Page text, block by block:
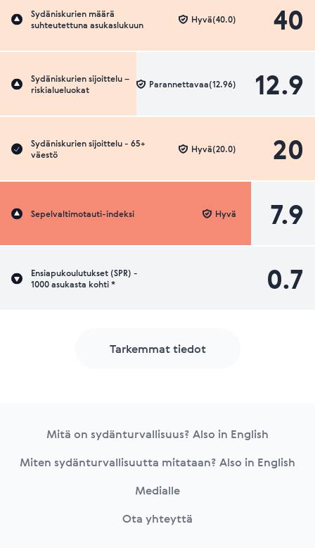
Sydäniskurien määrä
suhteutettuna asukaslukuun
40
Hyvä(40.0)
Sydäniskurien sijoittelu –
riskialueluokat
12.9
Parannettavaa(12.96)
Sydäniskurien sijoittelu - 65+
väestö
20
Hyvä(20.0)
Sepelvaltimotauti-indeksi 7.9
Hyvä
Ensiapukoulutukset (SPR) -
1000 asukasta kohti *
0.7
Tarkemmat tiedot
Mitä on sydänturvallisuus? Also in English
Miten sydänturvallisuutta mitataan? Also in English
Medialle
Ota yhteyttä